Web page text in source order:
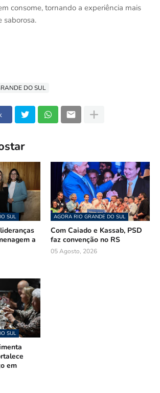
consome, tornando a experiência mais
saborosa.
DO SUL
SUL
a
AGORA RIO GRANDE DO SUL
Com Caiado e Kassab, PSD
faz convenção no RS
05 Agosto, 2026
SUL
em